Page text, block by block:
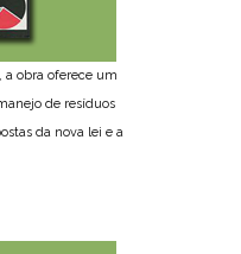
a obra oferece um
de resíduos
da nova lei e a